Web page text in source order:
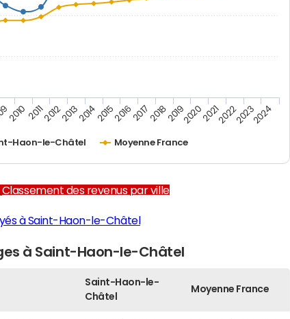
Haon-le-Châtel Moyenne France
2010 20112012201320142015201620172018201920202021202220232024
Classement des revenus par ville
à Saint-Haon-le-Châtel
à Saint-Haon-le-Châtel
Saint-Haon-le-
Châtel
Moyenne France